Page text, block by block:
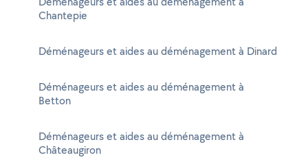
Chantepie
Déménageurs et aides au déménagement à Dinard
Déménageurs et aides au déménagement à
Betton
Déménageurs et aides au déménagement à
Châteaugiron